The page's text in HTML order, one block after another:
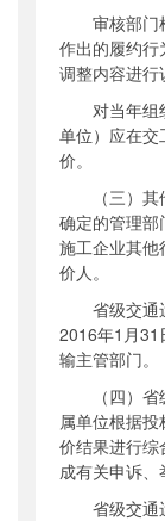
审核部门
作出的履约
调整内容进行
对当年组
单位）应在
价。
（三）
确定的管理部
施工企业其
价人。
省级交通
2016年1 月31
输主管部门。
（四）
属单位根据
价结果进行
成有关申诉
省级交通